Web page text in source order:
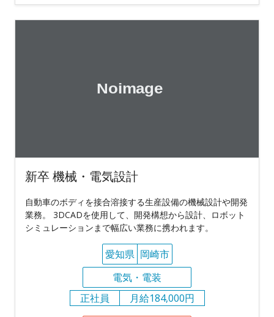
新卒 機械・電気設計
自動車のボディを接合溶接する生産設備の機械設計や開発
業務。 3DCADを使用して、開発構想から設計、ロボット
シミュレーションまで幅広い業務に携われます。
愛知県 岡崎市
電気・電装
正社員
月給184,000円